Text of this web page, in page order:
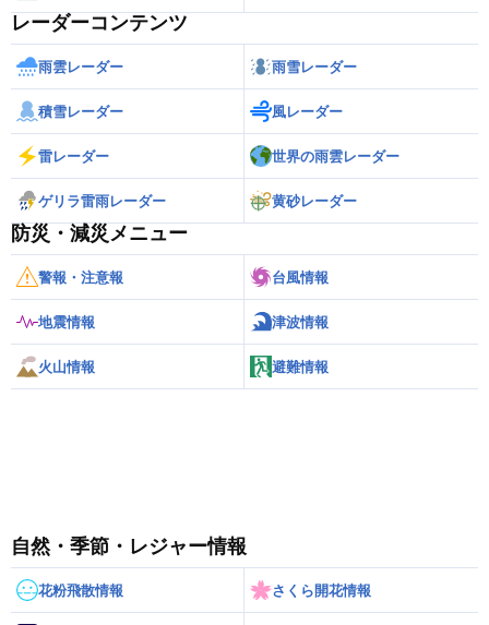
レーダーコンテンツ
雨雲レーダー 雨雪レーダー
積雪レーダー 風レーダー
雷レーダー 世界の雨雲レーダー
ゲリラ雷雨レーダー 黄砂レーダー
防災・減災メニュー
警報・注意報 台風情報
地震情報 津波情報
火山情報 避難情報
自然・季節・レジャー情報
花粉飛散情報 さくら開花情報